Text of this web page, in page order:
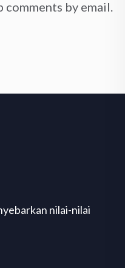
by email.
nilai-nilai